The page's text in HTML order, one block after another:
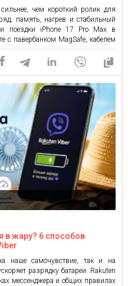
чем короткий ролик для
память, нагрев и стабильный
поездки iPhone 17 Pro Max в
с павербанком MagSafe, кабелем
4K. Так запись не оборвется в
память […]
в жару? 6 способов
наше самочувствие, так и на
разрядку батареи. Rakuten
мессенджера и общих правилах